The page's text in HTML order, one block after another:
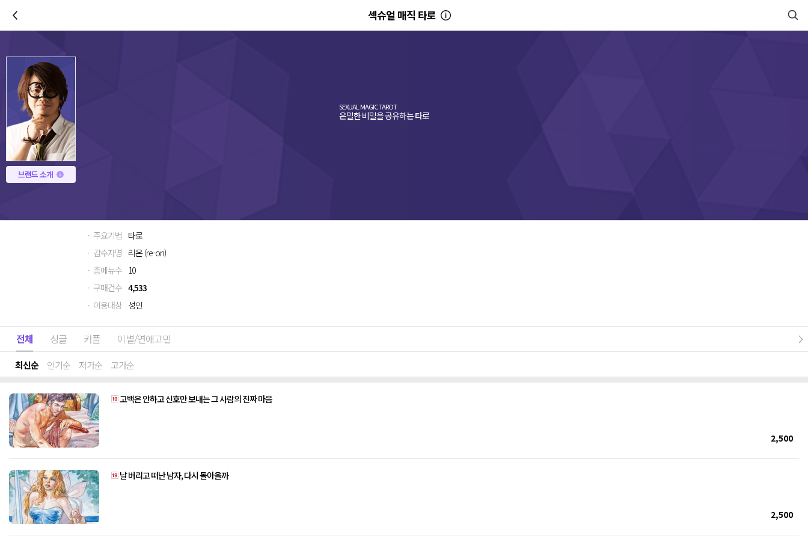
섹슈얼 매직 타로
SEXUAL MAGIC TAROT
은밀한 비밀을 공유하는 타로
브랜드 소개
· 주요기법 타로
· 감수자명 리온 (re-on)
· 총메뉴수 10
· 구매건수 4,533
· 이용대상 성인
전체 싱글 커플 이별/연애고민
최신순 인기순 저가순 고가순
고백은 안하고 신호만 보내는 그 사람의 진짜 마음
2,500
날 버리고 떠난 남자, 다시 돌아올까
2,500